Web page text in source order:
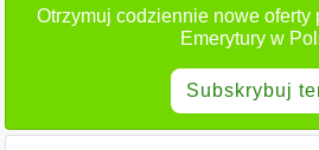
Otrzymuj codziennie nowe oferty
Emerytury w
Subskrybuj